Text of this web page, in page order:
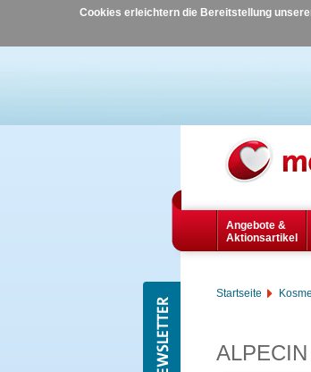
Cookies erleichtern die Bereitstellung
Angebote &
Aktionsartikel
Startseite